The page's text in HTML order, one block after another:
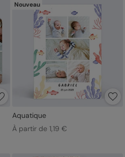
Nouveau
Aquatique
À partir de 1,19 €